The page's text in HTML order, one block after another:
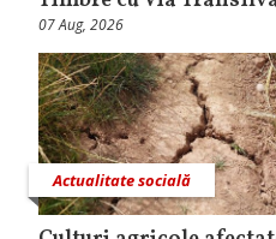
07 Aug, 2026
Actualitate socială